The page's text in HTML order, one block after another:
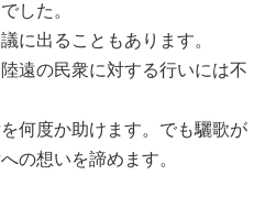
した。
に出ることもあります。
遠の民衆に対する行いには不
何度か助けます。でも驪歌が
の想いを諦めます。